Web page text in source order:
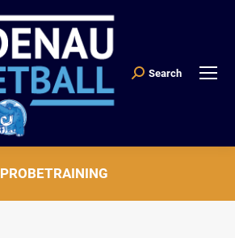
Search:
Search
PROBETRAINING